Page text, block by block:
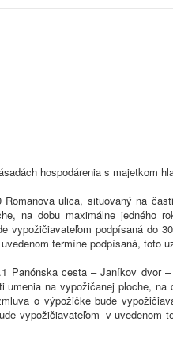
hospodárenia s majetkom
ulica, situovaný na
na dobu maximálne jedného
podpísaná do
termíne podpísaná, toto
Panónska cesta – Janíkov dvor
na vypožičanej ploche, na
o výpožičke bude
vypožičiavateľom v uvedenom